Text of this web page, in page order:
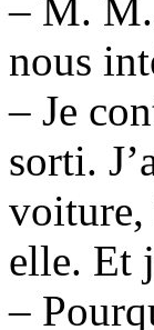
– M.
nous
– Je
sorti.
voiture,
elle. Et
–